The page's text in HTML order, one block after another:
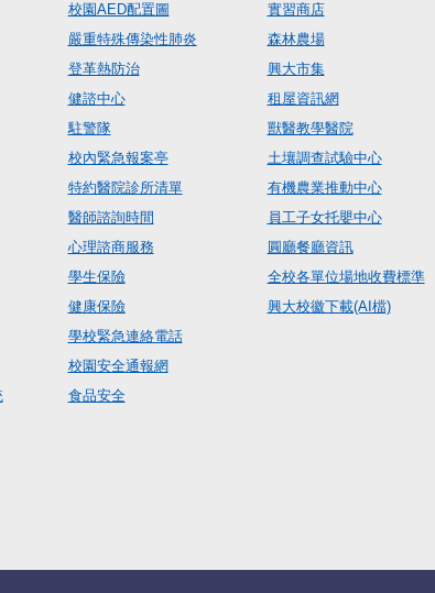
校園AED配置圖
嚴重特殊傳染性肺炎
登革熱防治
健諮中心
駐警隊
校內緊急報案亭
特約醫院診所清單
醫師諮詢時間
心理諮商服務
學生保險
健康保險
學校緊急連絡電話
校園安全通報網
食品安全
實習商店
森林農場
興大市集
租屋資訊網
獸醫教學醫院
土壤調查試驗中心
有機農業推動中心
員工子女托嬰中心
圓廳餐廳資訊
全校各單位場地收費標準
興大校徽下載(AI檔)